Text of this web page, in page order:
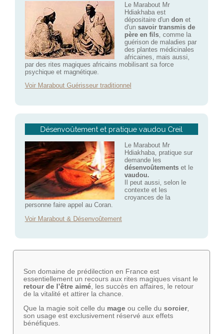
Le Marabout Mr
Hdiakhaba est
dépositaire d'un don et
d'un savoir transmis de
père en fils, comme la
guérison de maladies par
des plantes médicinales
africaines, mais aussi,
par des rites magiques africains mobilisant sa force
psychique et magnétique.
Voir Marabout Guérisseur traditionnel
Désenvoûtement et pratique vaudou Creil
Le Marabout Mr
Hdiakhaba, pratique sur
demande les
désenvoûtementset le
vaudou.
Il peut aussi, selon le
contexte et les
croyances de la
personne faire appel au Coran.
Voir Marabout & Désenvoûtement
Son domaine de prédilection en France est
essentiellement un recours aux rites magiques visant le
retour de l’être aimé, les succès en affaires, le retour
de la vitalité et attirer la chance.
Que la magie soit celle du mageou celle du sorcier,
son usage est exclusivement réservé aux effets
bénéfiques.